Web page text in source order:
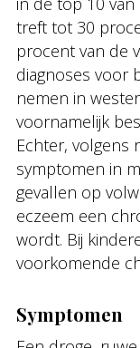
treft tot 30
procent van de
diagnoses voor
nemen in
voornamelijk
Echter, volgens
symptomen in
gevallen op
eczeem een
wordt. Bij
voorkomende
Symptomen